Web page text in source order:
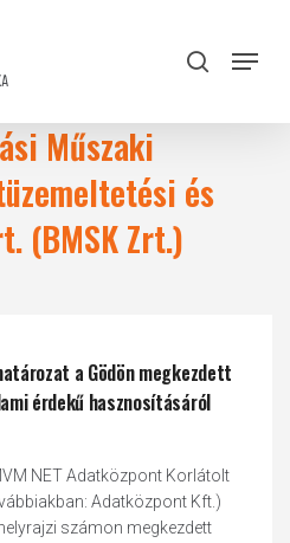
search
Menu
Műszaki
és
(BMSK Zrt.)
a Gödön megkezdett
érdekű hasznosításáról
NET Adatközpont Korlátolt
Adatközpont Kft.)
számon megkezdett
Close